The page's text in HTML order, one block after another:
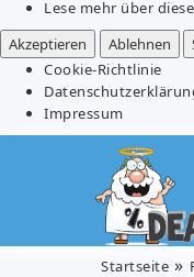
Lese mehr über
Akzeptieren
Ablehnen
Cookie-Richtlinie
Impressum
Startseite